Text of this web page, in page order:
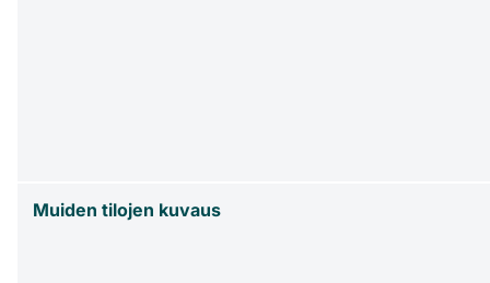
Muiden tilojen kuvaus